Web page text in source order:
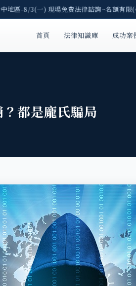
-8/3(一) 現場免費法律諮詢~名額有限
首頁 法律知識庫 成功案
都是龐氏騙局